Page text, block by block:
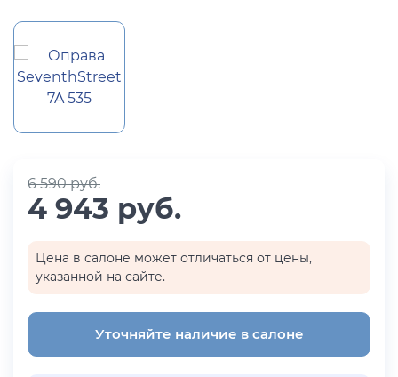
6 590 руб.
4 943 руб.
Цена в салоне может отличаться от цены,
указанной на сайте.
Уточняйте наличие в салоне